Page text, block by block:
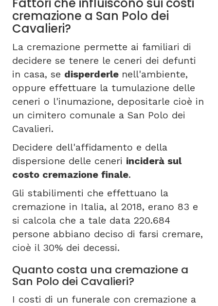
cremazione a San Polo dei
Cavalieri?
La cremazione permette ai familiari di
decidere se tenere le ceneri dei defunti
in casa, se disperderle nell'ambiente,
oppure effettuare la tumulazione delle
ceneri o l'inumazione, depositarle cioè in
un cimitero comunale a San Polo dei
Cavalieri.
Decidere dell'affidamento e della
dispersione delle ceneri inciderà sul
costo cremazione finale.
Gli stabilimenti che effettuano la
cremazione in Italia, al 2018, erano 83 e
si calcola che a tale data 220.684
persone abbiano deciso di farsi cremare,
cioè il 30% dei decessi.
Quanto costa una cremazione a
San Polo dei Cavalieri?
I costi di un funerale con cremazione a